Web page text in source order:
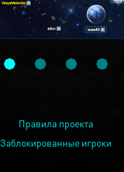
Правила проекта
Заблокированные игроки